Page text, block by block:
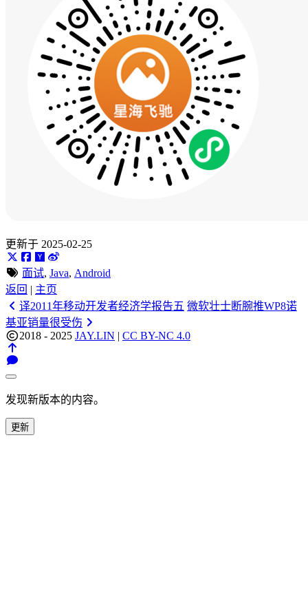
更新于 2025-02-25
面试, Java, Android
返回 | 主页
译2011年移动开发者经济学报告五 微软壮士断腕推WP8诺
基亚销量很受伤
2018 - 2025 JAY.LIN | CC BY-NC 4.0
发现新版本的内容。
更新